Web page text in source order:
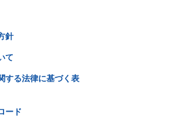
針
て
する法律に基づく表
ード